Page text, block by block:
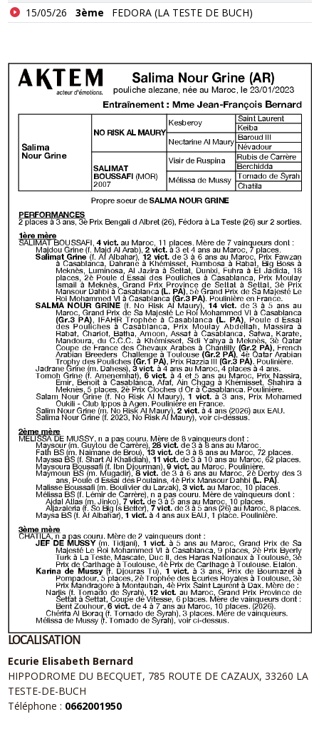
15/05/26
3ème FEDORA (LA TESTE DE BUCH)
LOCALISATION
Ecurie Elisabeth Bernard
HIPPODROME DU BECQUET, 785 ROUTE DE CAZAUX, 33260 LA
TESTE-DE-BUCH
Téléphone : 0662001950